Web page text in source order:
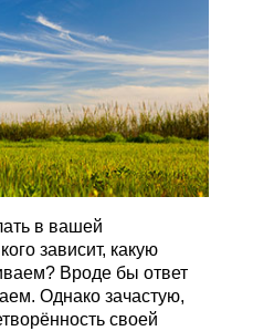
в вашей
зависит, какую
Вроде бы ответ
Однако зачастую,
своей